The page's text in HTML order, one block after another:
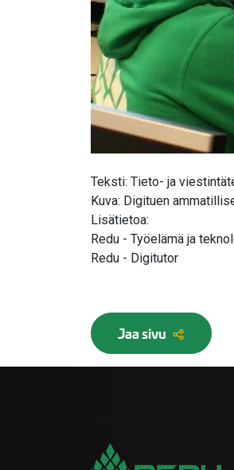
Teksti: Tieto- ja
Kuva: Digituen
Lisätietoa:
Redu - Työelämä ja
Redu - Digitutor
Jaa sivu